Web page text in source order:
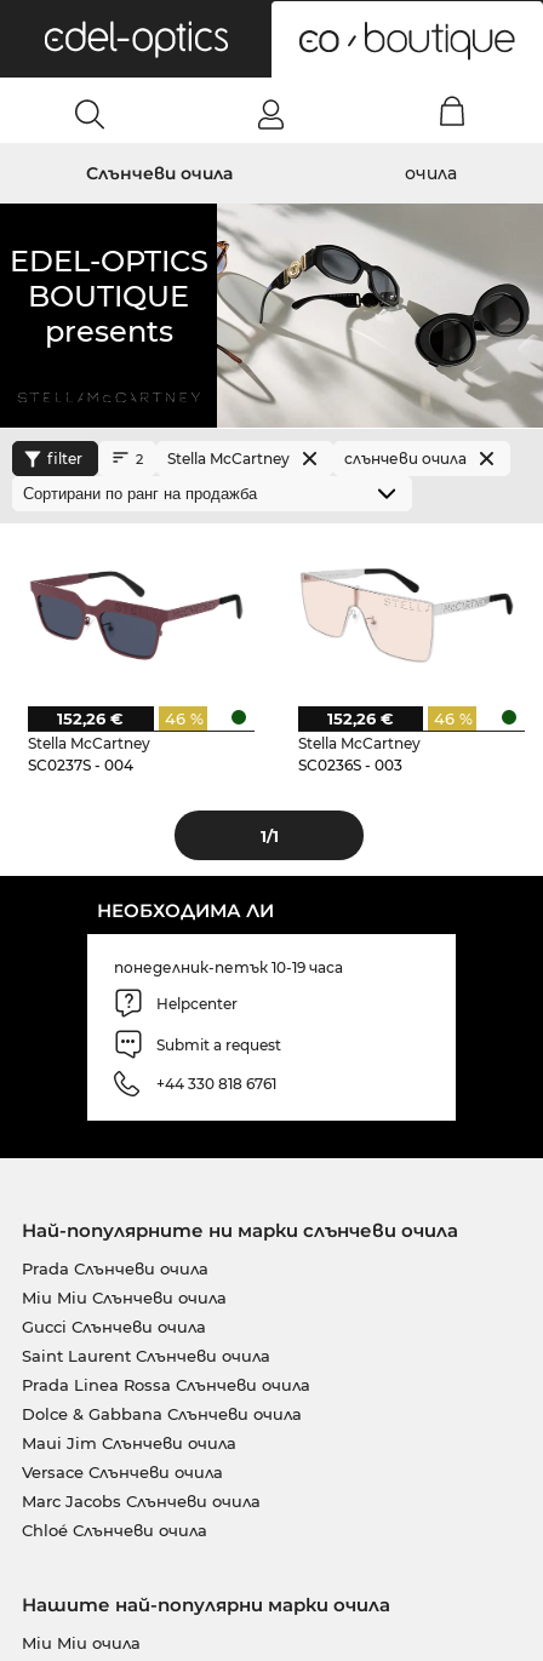
Слънчеви очила очила
EDEL-OPTICS
BOUTIQUE
presents
filter 2 Stella McCartney слънчеви очила
Stella McCartney
SC0237S - 004
46 %
152,26 €
Stella McCartney
SC0236S - 003
46 %
152,26 €
1/1
НЕОБХОДИМА ЛИ
понеделник-петък 10-19 часа
Helpcenter
Submit a request
+44 330 818 6761
Най-популярните ни марки слънчеви очила
Prada Слънчеви очила
Miu Miu Слънчеви очила
Gucci Слънчеви очила
Saint Laurent Слънчеви очила
Prada Linea Rossa Слънчеви очила
Dolce & Gabbana Слънчеви очила
Maui Jim Слънчеви очила
Versace Слънчеви очила
Marc Jacobs Слънчеви очила
Chloé Слънчеви очила
Нашите най-популярни марки очила
Miu Miu очила